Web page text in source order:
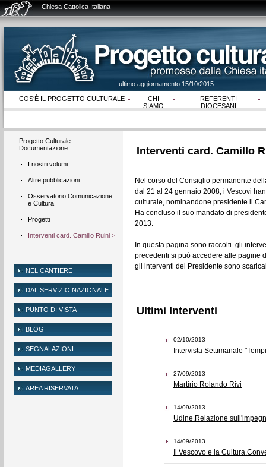
Chiesa Cattolica Italiana
ultimo aggiornamento 15/10/2015
COS‘È IL PROGETTO CULTURALE
CHI
SIAMO
REFERENTI
DIOCESANI
Progetto Culturale
Documentazione
I nostri volumi
Altre pubblicazioni
Osservatorio Comunicazione
e Cultura
Progetti
Interventi card. Camillo Ruini >
NEL CANTIERE
DAL SERVIZIO NAZIONALE
PUNTO DI VISTA
BLOG
SEGNALAZIONI
MEDIAGALLERY
AREA RISERVATA
Interventi card. Camillo
Nel corso del Consiglio permanente
dal 21 al 24 gennaio 2008, i Vescovi
culturale, nominandone presidente il
Ha concluso il suo mandato di
2013.
In questa pagina sono raccolti gli
precedenti si può accedere alle pagine
gli interventi del Presidente sono
Ultimi Interventi
02/10/2013
Intervista Settimanale
27/09/2013
Martirio Rolando Rivi
14/09/2013
Udine.Relazione
14/09/2013
Il Vescovo e la